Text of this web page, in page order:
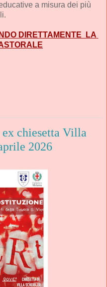
a misura dei più
DIRETTAMENTE  LA
chiesetta Villa
2026